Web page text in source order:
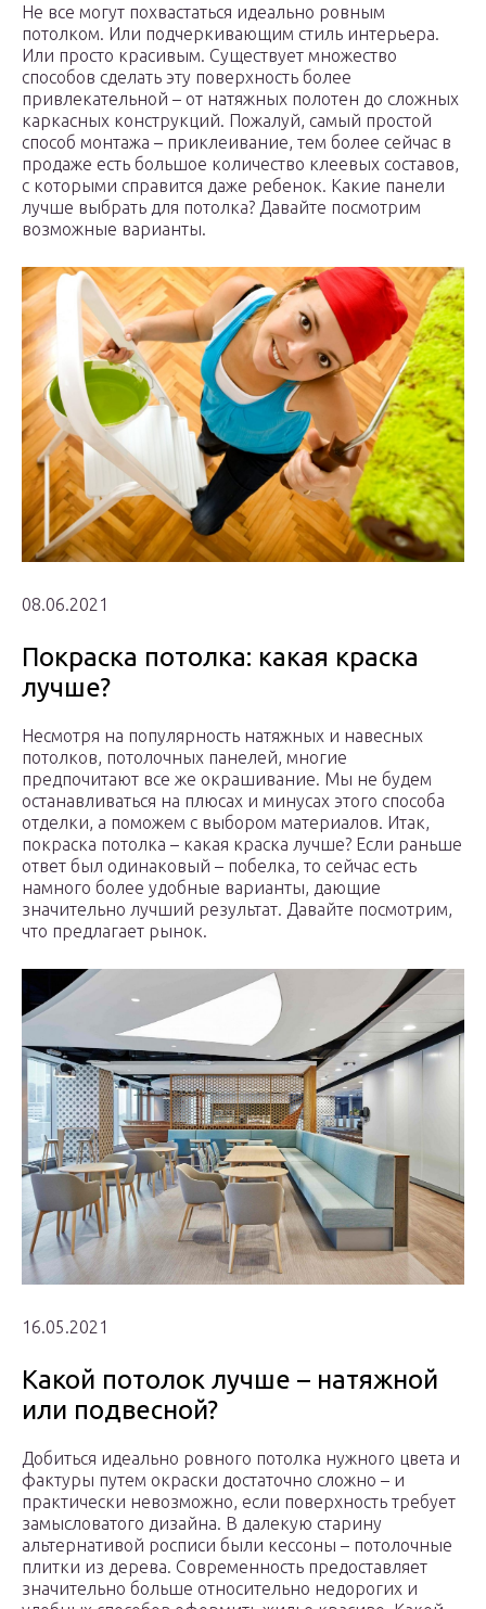
Не все могут похвастаться идеально ровным
потолком. Или подчеркивающим стиль интерьера.
Или просто красивым. Существует множество
способов сделать эту поверхность более
привлекательной – от натяжных полотен до сложных
каркасных конструкций. Пожалуй, самый простой
способ монтажа – приклеивание, тем более сейчас в
продаже есть большое количество клеевых составов,
с которыми справится даже ребенок. Какие панели
лучше выбрать для потолка? Давайте посмотрим
возможные варианты.
08.06.2021
Покраска потолка: какая краска
лучше?
Несмотря на популярность натяжных и навесных
потолков, потолочных панелей, многие
предпочитают все же окрашивание. Мы не будем
останавливаться на плюсах и минусах этого способа
отделки, а поможем с выбором материалов. Итак,
покраска потолка – какая краска лучше? Если раньше
ответ был одинаковый – побелка, то сейчас есть
намного более удобные варианты, дающие
значительно лучший результат. Давайте посмотрим,
что предлагает рынок.
16.05.2021
Какой потолок лучше – натяжной
или подвесной?
Добиться идеально ровного потолка нужного цвета и
фактуры путем окраски достаточно сложно – и
практически невозможно, если поверхность требует
замысловатого дизайна. В далекую старину
альтернативой росписи были кессоны – потолочные
плитки из дерева. Современность предоставляет
значительно больше относительно недорогих и